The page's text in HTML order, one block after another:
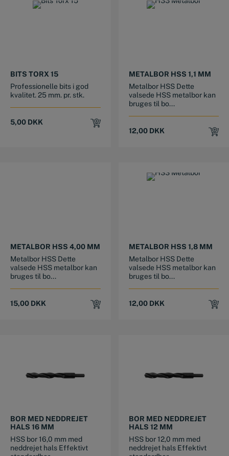
BITS TORX 15
Professionelle bits i god
kvalitet. 25 mm. pr. stk.
5,00 DKK
METALBOR HSS 1,1 MM
Metalbor HSS Dette
valsede HSS metalbor kan
bruges til bo...
12,00 DKK
METALBOR HSS 4,00 MM
Metalbor HSS Dette
valsede HSS metalbor kan
bruges til bo...
15,00 DKK
METALBOR HSS 1,8 MM
Metalbor HSS Dette
valsede HSS metalbor kan
bruges til bo...
12,00 DKK
BOR MED NEDDREJET
HALS 16 MM
HSS bor 16,0 mm med
neddrejet hals Effektivt
BOR MED NEDDREJET
HALS 12 MM
HSS bor 12,0 mm med
neddrejet hals Effektivt